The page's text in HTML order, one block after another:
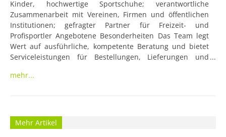
Kinder, hochwertige Sportschuhe; verantwortliche
Zusammenarbeit mit Vereinen, Firmen und öffentlichen
Institutionen; gefragter Partner für Freizeit- und
Profisportler Angebotene Besonderheiten Das Team legt
Wert auf ausführliche, kompetente Beratung und bietet
Serviceleistungen für Bestellungen, Lieferungen und
Umtauschgarantie. Der hervorragende Kundendienst wird
Derbystar, Select, York, Killtec, Jako, Oasics, Puma, Nike,
Erima, Hummel, Adidas
mehr...
Mehr Artikel